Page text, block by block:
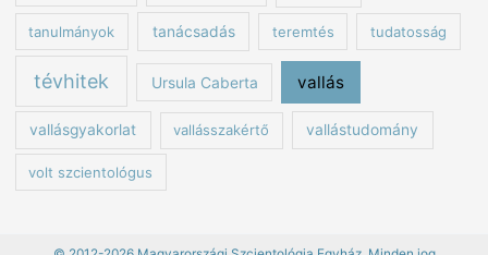
tanulmányok tanácsadás teremtés tudatosság
tévhitek Ursula Caberta vallás
vallásgyakorlat vallásszakértő vallástudomány
volt szcientológus